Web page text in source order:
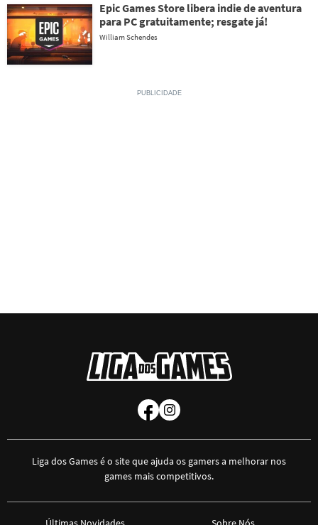
Epic Games Store libera indie de aventura
para PC gratuitamente; resgate já!
William Schendes
Liga dos Games é o site que ajuda os gamers a melhorar nos
games mais competitivos.